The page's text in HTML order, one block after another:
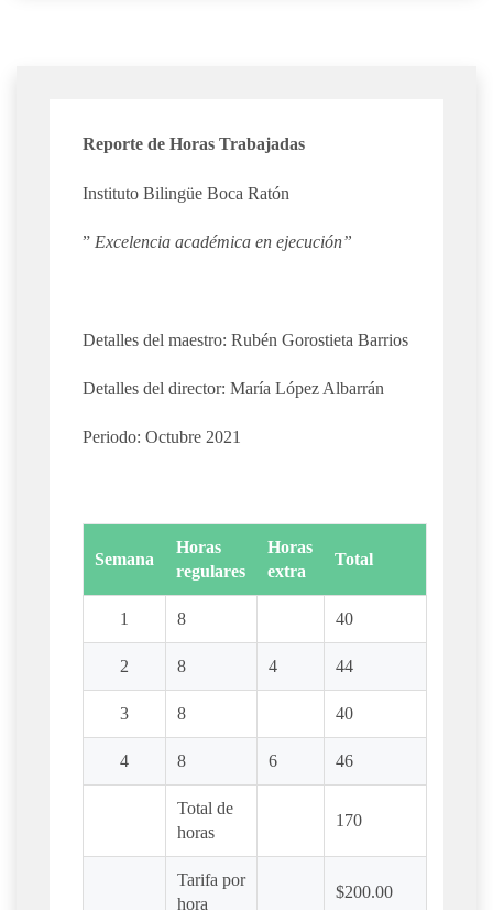
Reporte de Horas Trabajadas
Instituto Bilingüe Boca Ratón
” Excelencia académica en ejecución”
Detalles del maestro: Rubén Gorostieta Barrios
Detalles del director: María López Albarrán
Periodo: Octubre 2021
Semana
Horas
regulares
Horas
extra
Total
1 8 40
2 8 4 44
3 8 40
4 8 6 46
Total de
horas
170
Tarifa por
hora
$200.00